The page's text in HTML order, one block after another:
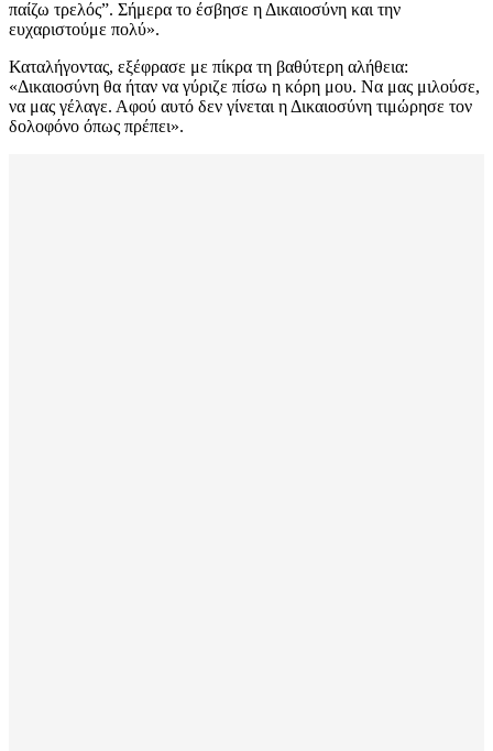
παίζω τρελός”. Σήμερα το έσβησε η Δικαιοσύνη και την
ευχαριστούμε πολύ».
Καταλήγοντας, εξέφρασε με πίκρα τη βαθύτερη αλήθεια:
«Δικαιοσύνη θα ήταν να γύριζε πίσω η κόρη μου. Να μας μιλούσε,
να μας γέλαγε. Αφού αυτό δεν γίνεται η Δικαιοσύνη τιμώρησε τον
δολοφόνο όπως πρέπει».